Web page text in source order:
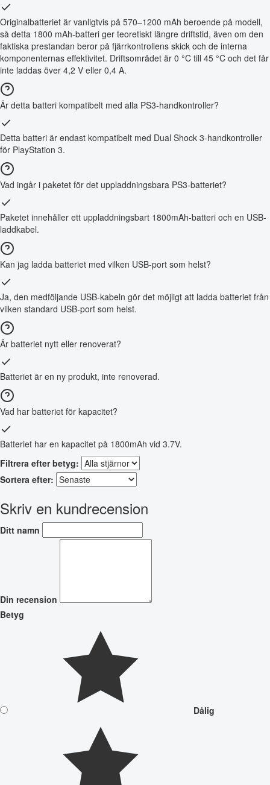
Originalbatteriet är vanligtvis på 570–1200 mAh beroende på modell,
så detta 1800 mAh-batteri ger teoretiskt längre driftstid, även om den
faktiska prestandan beror på fjärrkontrollens skick och de interna
komponenternas effektivitet. Driftsområdet är 0 °C till 45 °C och det får
inte laddas över 4,2 V eller 0,4 A.
Är detta batteri kompatibelt med alla PS3-handkontroller?
Detta batteri är endast kompatibelt med Dual Shock 3-handkontroller
för PlayStation 3.
Vad ingår i paketet för det uppladdningsbara PS3-batteriet?
Paketet innehåller ett uppladdningsbart 1800mAh-batteri och en USB-
laddkabel.
Kan jag ladda batteriet med vilken USB-port som helst?
Ja, den medföljande USB-kabeln gör det möjligt att ladda batteriet från
vilken standard USB-port som helst.
Är batteriet nytt eller renoverat?
Batteriet är en ny produkt, inte renoverad.
Vad har batteriet för kapacitet?
Batteriet har en kapacitet på 1800mAh vid 3.7V.
Filtrera efter betyg:
Sortera efter:
Skriv en kundrecension
Ditt namn
Din recension
Betyg
Dålig